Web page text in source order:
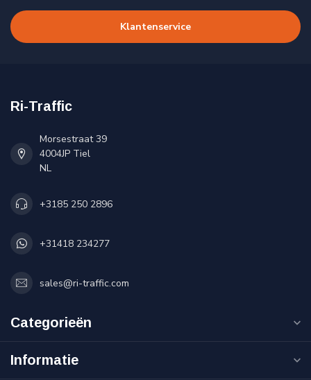
Klantenservice
Ri-Traffic
Morsestraat 39
4004JP Tiel
NL
+3185 250 2896
+31418 234277
sales@ri-traffic.com
Categorieën
Informatie